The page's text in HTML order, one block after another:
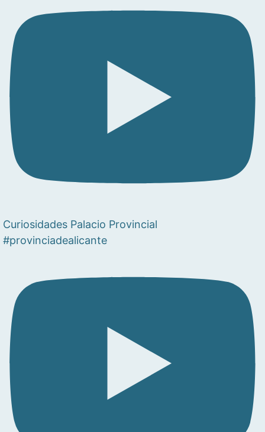
Curiosidades Palacio Provincial
#provinciadealicante